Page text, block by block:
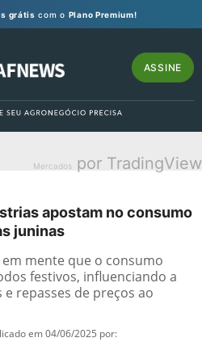
grátis com o Plano Premium!
ASSINE
Mercados por TradingView
apostam no consumo
juninas
mente que o consumo
festivos, influenciando a
repasses de preços ao
em 04/06/2025 por: